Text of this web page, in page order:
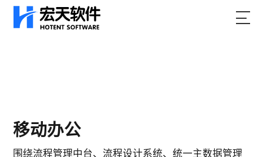
移动办公
围绕流程管理中台、流程设计系统、统一主数据管理